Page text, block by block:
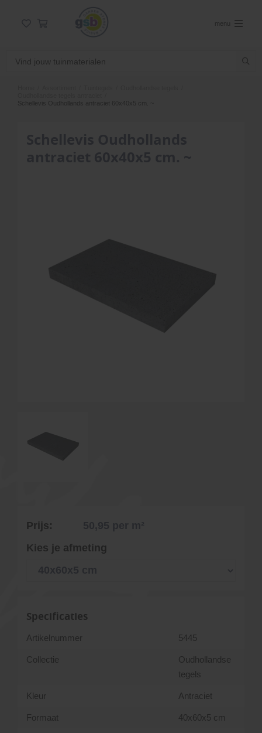
menu
Schellevis Oudhollands antraciet 60x40x5 cm. ~
Prijs:
Kies je afmeting
Specificaties
Artikelnummer 5445
Collectie
Oudhollandse
tegels
Kleur Antraciet
Formaat 40x60x5 cm